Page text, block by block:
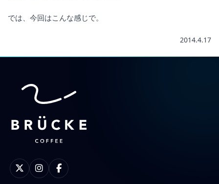
では、今回はこんな感じで。
2014.4.17